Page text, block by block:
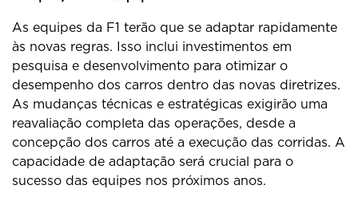
As equipes da F1 terão que se adaptar rapidamente
às novas regras. Isso inclui investimentos em
pesquisa e desenvolvimento para otimizar o
desempenho dos carros dentro das novas diretrizes.
As mudanças técnicas e estratégicas exigirão uma
reavaliação completa das operações, desde a
concepção dos carros até a execução das corridas. A
capacidade de adaptação será crucial para o
sucesso das equipes nos próximos anos.